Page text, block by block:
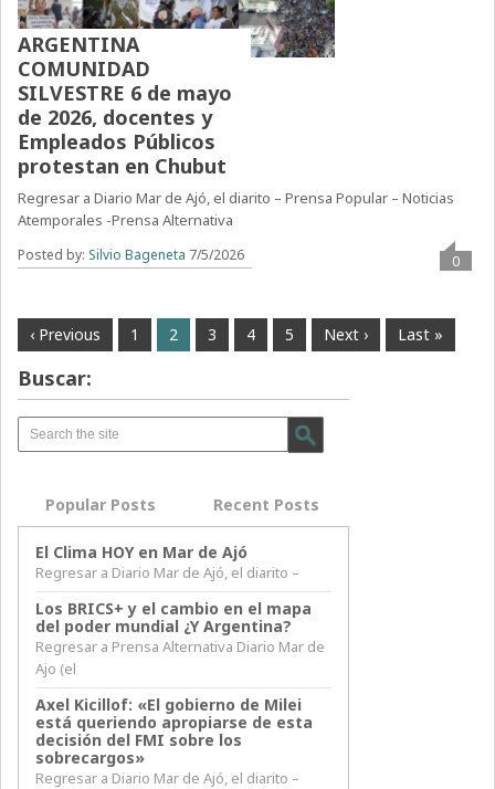
ARGENTINA
COMUNIDAD
SILVESTRE 6 de mayo
de 2026, docentes y
Empleados Públicos
protestan en Chubut
Regresar a Diario Mar de Ajó, el diarito – Prensa Popular – Noticias
Atemporales -Prensa Alternativa
Posted by: Silvio Bageneta 7/5/2026 0
‹ Previous 1 2 3 4 5 Next › Last »
Buscar:
Popular Posts Recent Posts
El Clima HOY en Mar de Ajó
Regresar a Diario Mar de Ajó, el diarito –
Los BRICS+ y el cambio en el mapa
del poder mundial ¿Y Argentina?
Regresar a Prensa Alternativa Diario Mar de
Ajo (el
Axel Kicillof: «El gobierno de Milei
está queriendo apropiarse de esta
decisión del FMI sobre los
sobrecargos»
Regresar a Diario Mar de Ajó, el diarito –